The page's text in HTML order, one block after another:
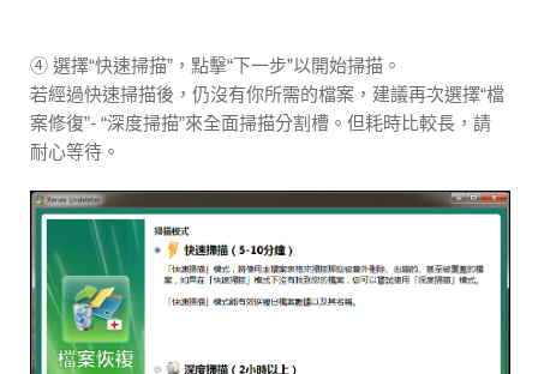
④ 選擇“快速掃描”，點擊“下一步”以開始掃描。
若經過快速掃描後，仍沒有你所需的檔案，建議再次選擇“檔
案修復”- “深度掃描”來全面掃描分割槽。但耗時比較長，請
耐心等待。